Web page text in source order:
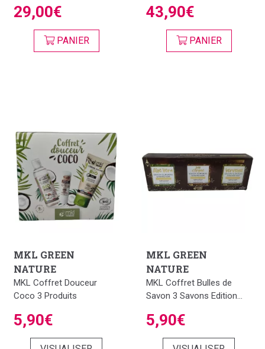
29,00€
PANIER
43,90€
PANIER
MKL GREEN
NATURE
MKL Coffret Douceur
Coco 3 Produits
5,90€
MKL GREEN
NATURE
MKL Coffret Bulles de
Savon 3 Savons Edition...
5,90€